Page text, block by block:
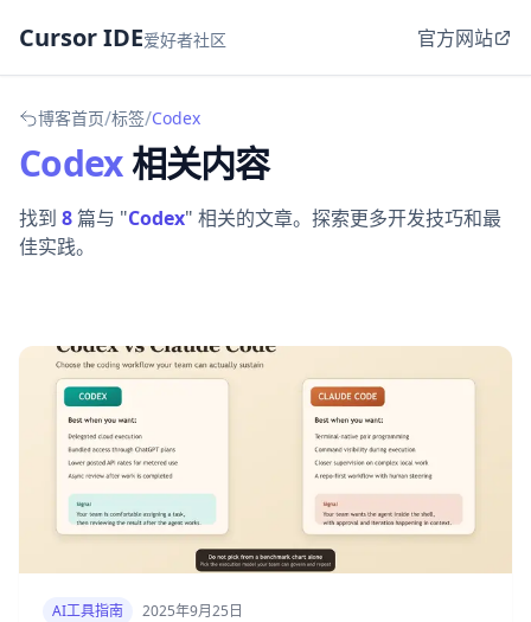
Cursor IDE爱好者社区 官方网站
博客首页/标签/Codex
Codex相关内容
找到 8篇与 "Codex" 相关的文章。探索更多开发技巧和最
佳实践。
AI工具指南 2025年9月25日